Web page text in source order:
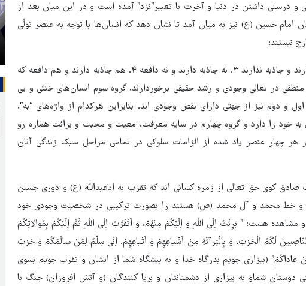
درستی داشتن در دنیا و آخرت با تعبیر”نزد” آمده است و در این میان بعد از
امام حسین (ع) نیز به میان آمد تا نشان دهد که انسان‌ها با توجه به عنصر تولّی
نیستند:
۱. جاذبه دارند و دافعه ندارند ۲. دافعه دارند و جاذبه ندارند ۳. نه جاذبه دارند و نه دافعه ۴. هم جاذبه دارند و هم دافعه که
منطقی در تعالی وجودی و رشد حقیقی برخوردارند، گروه سوم انسان‌های خنثی و بی
و دوم نیز از جهتی دارای نقص وجودی اند. بنابراین هرکدام از واژه‌های “به”،
به خود را دارد و گروه چهارم در سایه معرفت، معیت و محبت و برائت هماره رو
هر چهار عنصر یاد شده از الزامات سلوکی در تمامی مراحل سبک زندگی آنان
کوی حق تعالی از زمره کسانی اند که تقرب به اباعبدالله (ع) و دوری جستن
و خط محمد و آل محمد (ص) هستند را بصورت ترکیبی در شخصیت وجودی خود
هست: ” بَرِئْتُ اِلَی اللّهِ وَ اِلَیْکُمْ مِنْهُمْ، وَ اَتَقَرَّبُ اِلَی اللّهِ ثُمَّ اِلَیْکُمْ بِمُوالاتِکُمْ
لَکُمُ الْحَرْبَ، وَ بِالْبَرآئَةِ مِنْ اَشْیاعِهِمْ وَ اَتْباعِهِمْ. اِنّی سِلْمٌ لِمَنْ سالَمَکُمْ وَ حَرْبٌ
عاداکُمْ” (بیزاری جویم‏ بدرگاه خدا و به پیشگاه شما از ایشان و تقرب جویم بسوی
شماو به بیزاری از دشمنانتان و برپا کنندگان (و آتش افروزان) جنگ با
تنگه هرمز منوط به
ایران از سوی آمریکا
است
پزشکیان: گفت‌وگوها آمریکا را